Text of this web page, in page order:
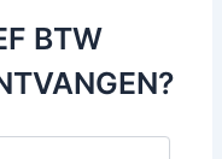
BTW